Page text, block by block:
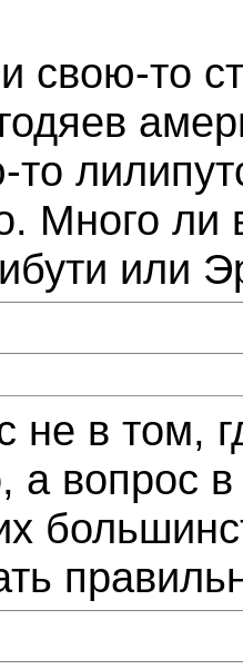
свою-то
то
Много
или
не в том,
а вопрос